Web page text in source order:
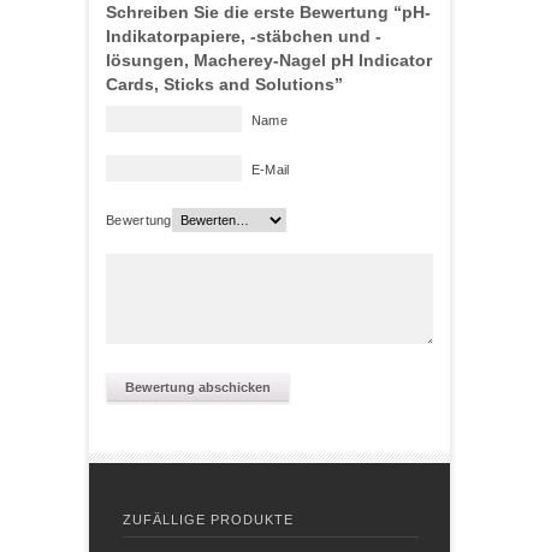
Schreiben Sie die erste Bewertung “pH-
Indikatorpapiere, -stäbchen und -
lösungen, Macherey-Nagel pH Indicator
Cards, Sticks and Solutions”
Name
E-Mail
Bewertung
ZUFÄLLIGE PRODUKTE